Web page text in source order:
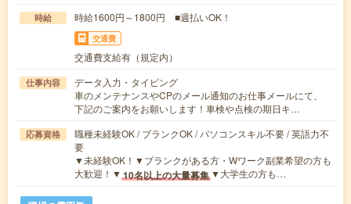
時給 時給1600円～1800円 ■週払いOK！
交通費
交通費支給有（規定内）
仕事内容
データ入力・タイピング
車のメンテナンスやCPのメール通知のお仕事メールにて、
下記のご案内をお願いします！車検や点検の期日キ…
応募資格
職種未経験OK / ブランクOK / パソコンスキル不要 / 英語力不
要
▼未経験OK！▼ブランクがある方・Wワーク副業希望の方も
大歓迎！▼ 10名以上の大量募集 ▼大学生の方も…